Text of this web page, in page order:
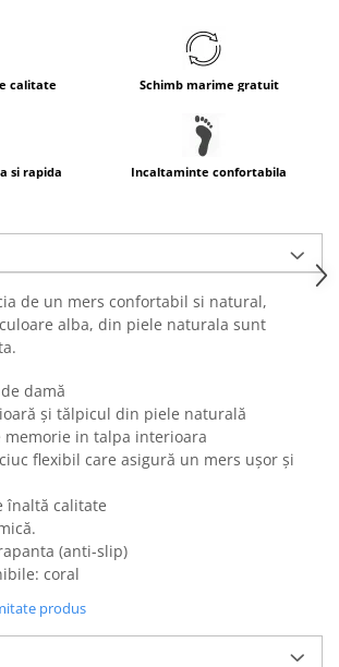
calitate Schimb marime gratuit
si rapida Incaltaminte confortabila
de un mers confortabil si natural,
alba, din piele naturala sunt
damă
şi tălpicul din piele naturală
memorie in talpa interioara
flexibil care asigură un mers uşor şi
înaltă calitate
(anti-slip)
coral
produs